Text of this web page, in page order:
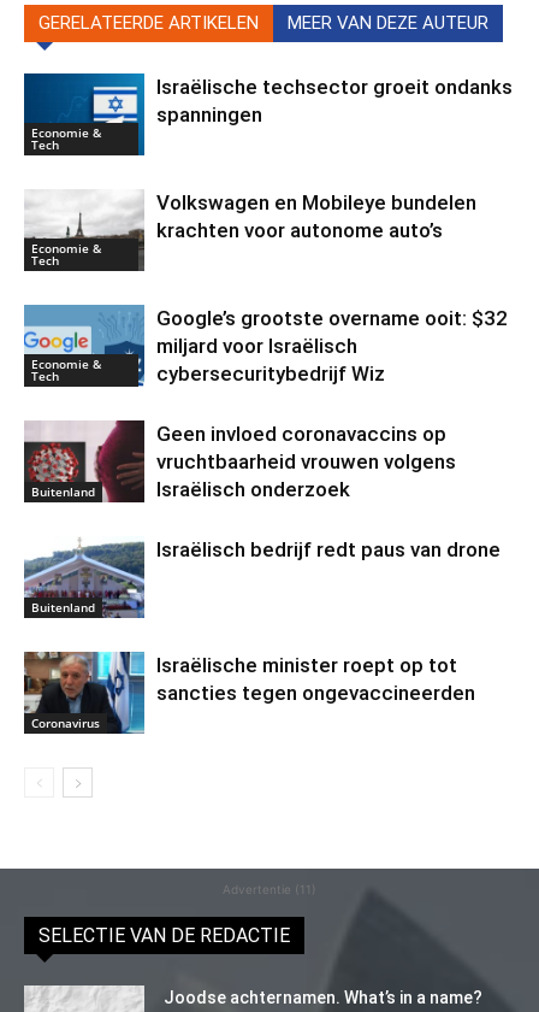
GERELATEERDE ARTIKELEN MEER VAN DEZE AUTEUR
Economie &
Tech
Israëlische techsector groeit ondanks
spanningen
Economie &
Tech
Volkswagen en Mobileye bundelen
krachten voor autonome auto’s
Economie &
Tech
Google’s grootste overname ooit: $32
miljard voor Israëlisch
cybersecuritybedrijf Wiz
Buitenland
Geen invloed coronavaccins op
vruchtbaarheid vrouwen volgens
Israëlisch onderzoek
Buitenland
Israëlisch bedrijf redt paus van drone
Coronavirus
Israëlische minister roept op tot
sancties tegen ongevaccineerden
Advertentie (11)
SELECTIE VAN DE REDACTIE
Joodse achternamen. What’s in a name?